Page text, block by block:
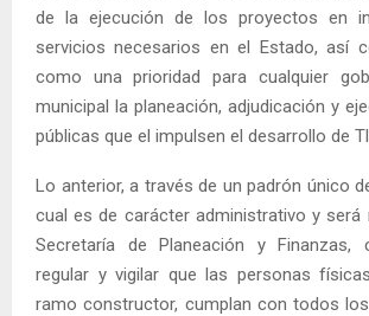
de la ejecución de los proyectos en
servicios necesarios en el Estado, así
como una prioridad para cualquier
municipal la planeación, adjudicación y
públicas que el impulsen el desarrollo de
Lo anterior, a través de un padrón único
cual es de carácter administrativo y será
Secretaría de Planeación y Finanzas,
regular y vigilar que las personas
ramo constructor, cumplan con todos